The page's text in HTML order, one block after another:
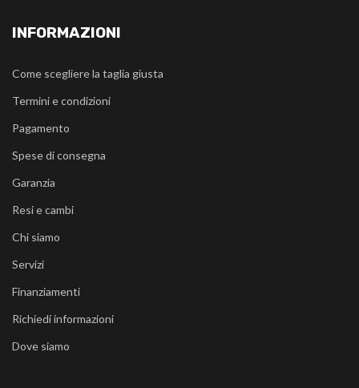
INFORMAZIONI
Come scegliere la taglia giusta
Termini e condizioni
Pagamento
Spese di consegna
Garanzia
Resi e cambi
Chi siamo
Servizi
Finanziamenti
Richiedi informazioni
Dove siamo